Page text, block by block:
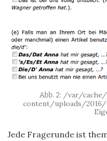
/var/
content/uploads/2016/
Jede Fragerunde ist